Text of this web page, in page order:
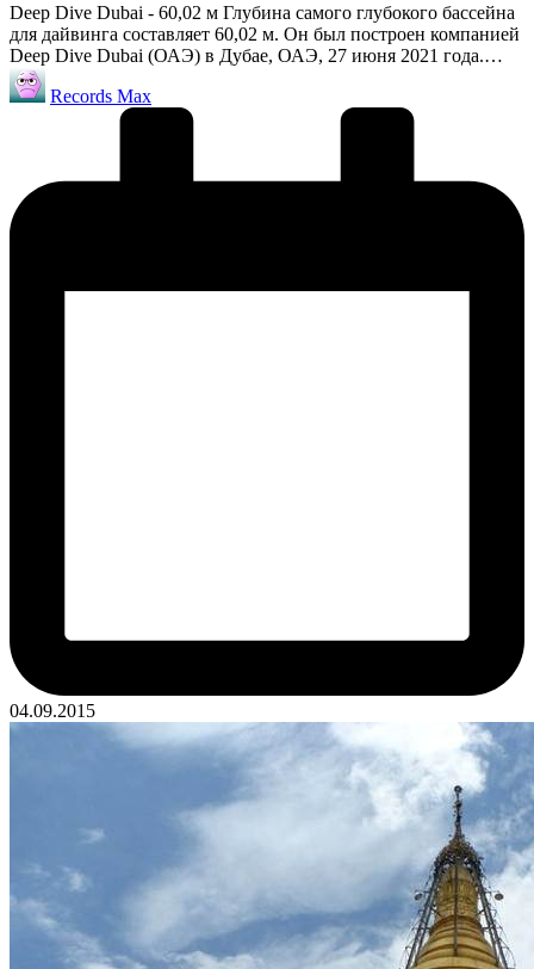
Deep Dive Dubai - 60,02 м Глубина самого глубокого бассейна
для дайвинга составляет 60,02 м. Он был построен компанией
Deep Dive Dubai (ОАЭ) в Дубае, ОАЭ, 27 июня 2021 года.…
Запись
от
Records Max
04.09.2015